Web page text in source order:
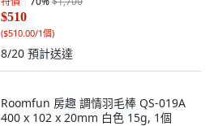
$510
($510.00/1個)
8/20 預計送達
Roomfun 房趣 調情羽毛棒 QS-019A
400 x 102 x 20mm 白色 15g, 1個